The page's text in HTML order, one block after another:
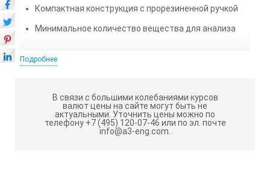
Компактная конструкция с прорезиненной ручкой
Минимальное количество вещества для анализа
ТЕХНИЧЕСКИЕ ХАРАКТЕРИСТИКИ МЕГЕОН
72015
Параметр
Подробнее
В связи с большими колебаниями курсов
валют цены на сайте могут быть не
актуальными. Уточнить цены можно по
телефону +7 (495) 120-07-46 или по эл. почте
info@a3-eng.com.